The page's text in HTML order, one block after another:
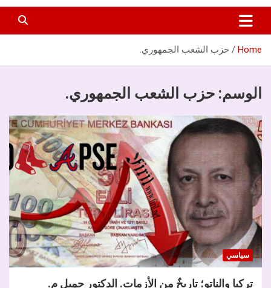
Home حزب الشعب الجمهوري.
الوسم: حزب الشعب الجمهوري.
سياسي
تركيا والناتو؛ تاريخٌ من الأزمات. الدكتور جميل م.